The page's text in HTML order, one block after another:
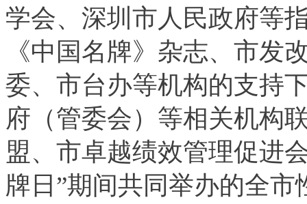
学会、深圳市人民政府等
《中国名牌》杂志、市发
委、市台办等机构的支持
府（管委会）等相关机构
盟、市卓越绩效管理促进
牌日”期间共同举办的全